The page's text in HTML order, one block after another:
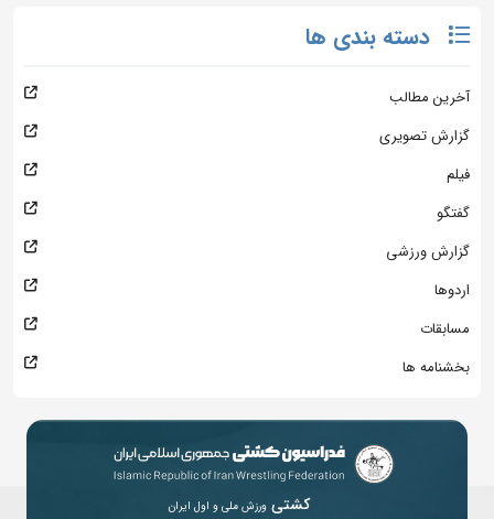
دسته بندی ها
آخرین مطالب
گزارش تصویری
فیلم
گفتگو
گزارش ورزشی
اردوها
مسابقات
بخشنامه ها
کشتی ورزش ملی و اول ایران